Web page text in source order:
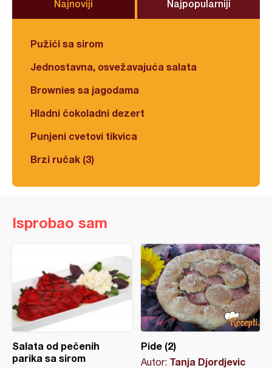
Najnoviji Najpopularniji
Pužići sa sirom
Jednostavna, osvežavajuća salata
Brownies sa jagodama
Hladni čokoladni dezert
Punjeni cvetovi tikvica
Brzi ručak (3)
Isprobao sam
Salata od pečenih
parika sa sirom
Pide (2)
Autor: Tanja Djordjevic